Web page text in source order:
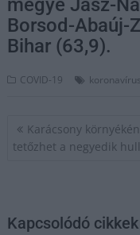
megye Jász-
Borsod-Abaúj-
Bihar (63,9).
COVID-19 koronavírus
Bejegyzés
navigáció
Karácsony környékén
tetőzhet a negyedik
Kapcsolódó cikkek